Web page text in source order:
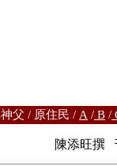
父 / 原住民 / A / B /
陳添旺撰